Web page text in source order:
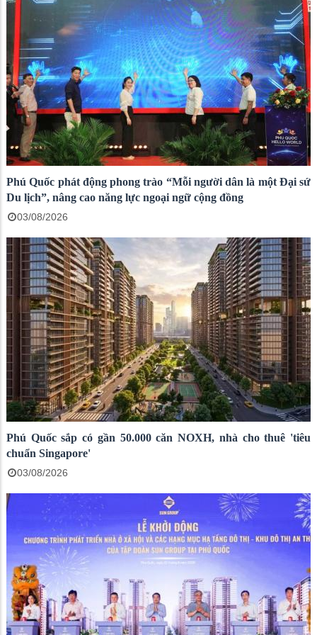
Phú Quốc phát động phong trào “Mỗi người dân là một Đại sứ
Du lịch”, nâng cao năng lực ngoại ngữ cộng đồng
03/08/2026
Phú Quốc sắp có gần 50.000 căn NOXH, nhà cho thuê 'tiêu
chuẩn Singapore'
03/08/2026